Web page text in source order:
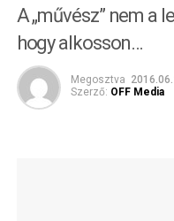
A „művész” nem a
hogy alkosson…
Megosztva
Szerző: OFF Media